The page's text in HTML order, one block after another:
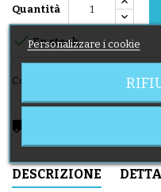
Quantità
En stock
Condividi
local_shipping
DESCRIZIONE
Personalizzare i cookie